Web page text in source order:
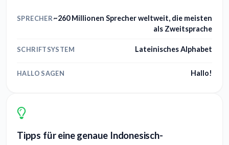
SPRECHER~260 Millionen Sprecher weltweit, die meisten
als Zweitsprache
SCHRIFTSYSTEM Lateinisches Alphabet
HALLO SAGEN Hallo!
Tipps für eine genaue Indonesisch-